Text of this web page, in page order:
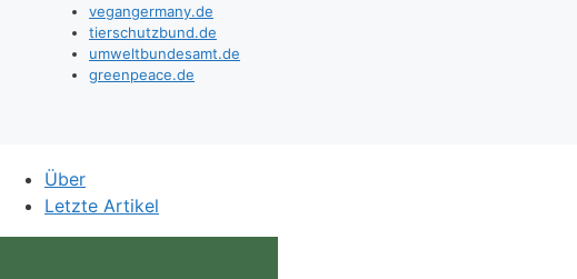
vegangermany.de
tierschutzbund.de
umweltbundesamt.de
greenpeace.de
Über
Letzte Artikel